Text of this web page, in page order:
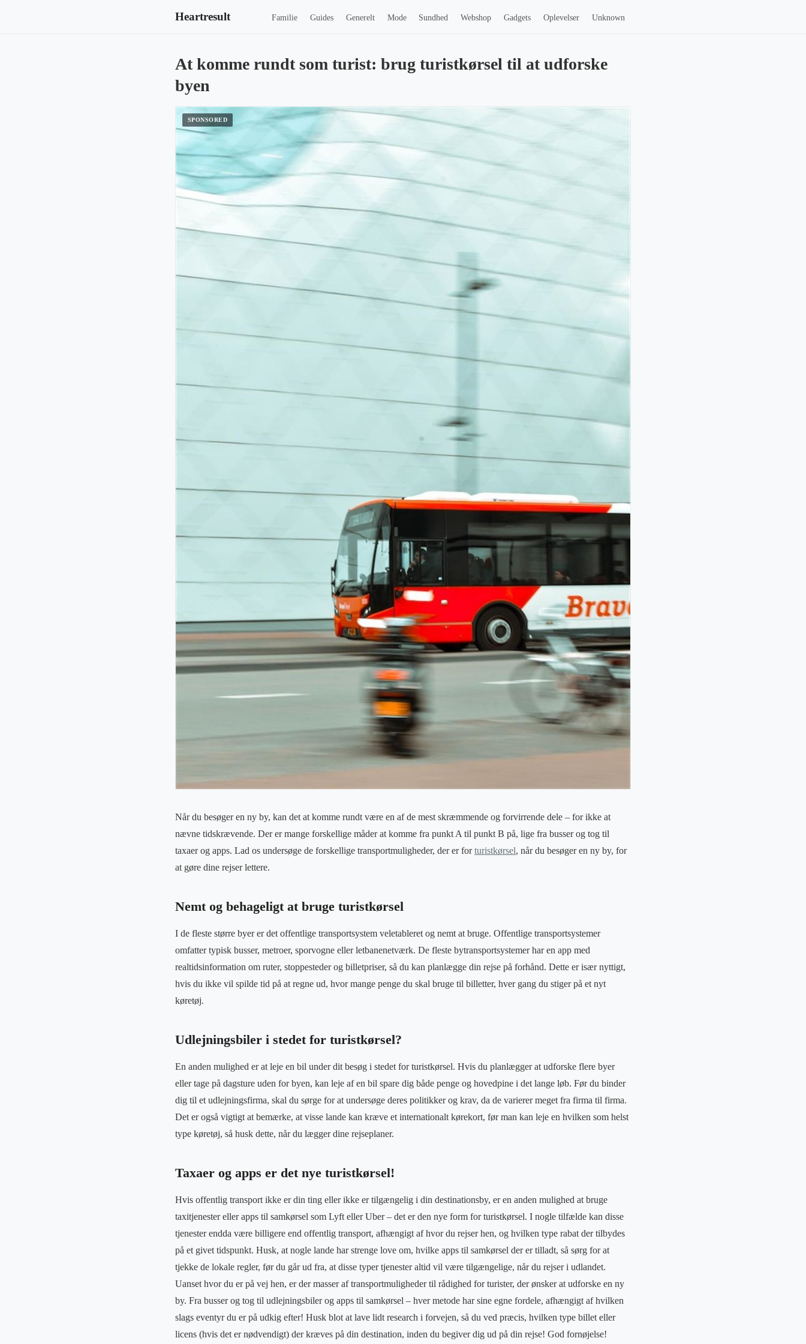
Heartresult Familie Guides Generelt Mode Sundhed Webshop Gadgets Oplevelser Unknown
At komme rundt som turist: brug turistkørsel til at udforske
byen
Når du besøger en ny by, kan det at komme rundt være en af de mest skræmmende og forvirrende dele – for ikke at
nævne tidskrævende. Der er mange forskellige måder at komme fra punkt A til punkt B på, lige fra busser og tog til
taxaer og apps. Lad os undersøge de forskellige transportmuligheder, der er forturistkørsel, når du besøger en ny by, for
at gøre dine rejser lettere.
Nemt og behageligt at bruge turistkørsel
I de fleste større byer er det offentlige transportsystem veletableret og nemt at bruge. Offentlige transportsystemer
omfatter typisk busser, metroer, sporvogne eller letbanenetværk. De fleste bytransportsystemer har en app med
realtidsinformation om ruter, stoppesteder og billetpriser, så du kan planlægge din rejse på forhånd. Dette er især nyttigt,
hvis du ikke vil spilde tid på at regne ud, hvor mange penge du skal bruge til billetter, hver gang du stiger på et nyt
køretøj.
Udlejningsbiler i stedet for turistkørsel?
En anden mulighed er at leje en bil under dit besøg i stedet for turistkørsel. Hvis du planlægger at udforske flere byer
eller tage på dagsture uden for byen, kan leje af en bil spare dig både penge og hovedpine i det lange løb. Før du binder
dig til et udlejningsfirma, skal du sørge for at undersøge deres politikker og krav, da de varierer meget fra firma til firma.
Det er også vigtigt at bemærke, at visse lande kan kræve et internationalt kørekort, før man kan leje en hvilken som helst
type køretøj, så husk dette, når du lægger dine rejseplaner.
Taxaer og apps er det nye turistkørsel!
Hvis offentlig transport ikke er din ting eller ikke er tilgængelig i din destinationsby, er en anden mulighed at bruge
taxitjenester eller apps til samkørsel som Lyft eller Uber – det er den nye form for turistkørsel. I nogle tilfælde kan disse
tjenester endda være billigere end offentlig transport, afhængigt af hvor du rejser hen, og hvilken type rabat der tilbydes
på et givet tidspunkt. Husk, at nogle lande har strenge love om, hvilke apps til samkørsel der er tilladt, så sørg for at
tjekke de lokale regler, før du går ud fra, at disse typer tjenester altid vil være tilgængelige, når du rejser i udlandet.
Uanset hvor du er på vej hen, er der masser af transportmuligheder til rådighed for turister, der ønsker at udforske en ny
by. Fra busser og tog til udlejningsbiler og apps til samkørsel – hver metode har sine egne fordele, afhængigt af hvilken
slags eventyr du er på udkig efter! Husk blot at lave lidt research i forvejen, så du ved præcis, hvilken type billet eller
licens (hvis det er nødvendigt) der kræves på din destination, inden du begiver dig ud på din rejse! God fornøjelse!